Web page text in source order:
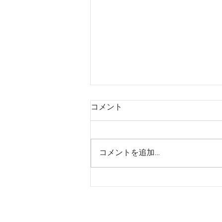
CityLife1月号の取材記事書き
コメント
コメントを追加…